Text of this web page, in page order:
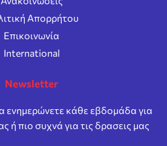
Απορρήτου
Επικοινωνία
International
Newsletter
ενημερώνετε κάθε εβδομάδα για
ή πιο συχνά για τις δρασεις μας